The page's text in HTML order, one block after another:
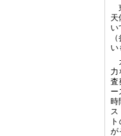
天
い
い
力
査
ー
時
が